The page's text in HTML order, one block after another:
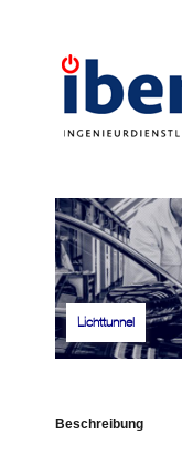
Lichttunnel
Beschreibung